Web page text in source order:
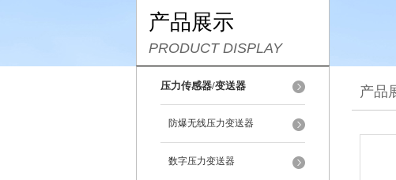
产品展示
PRODUCT DISPLAY
压力传感器/变送器
防爆无线压力变送器
数字压力变送器
产品